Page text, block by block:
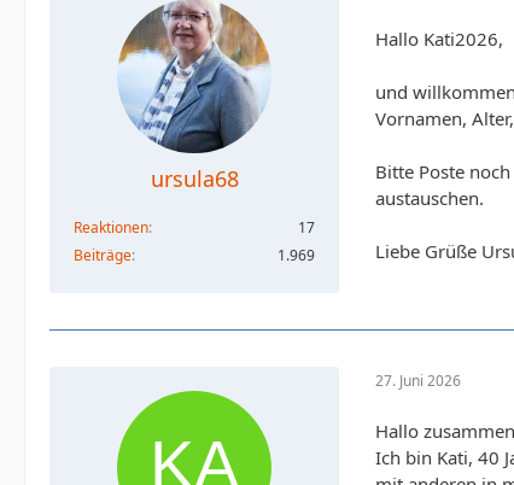
ursula68
Reaktionen
17
Beiträge
1.969
Hallo Kati2026,
und
Vornamen,
Bitte Poste
austauschen.
Liebe Grüße
27. Juni 2026
Hallo zusammen
Ich bin Kati, 40